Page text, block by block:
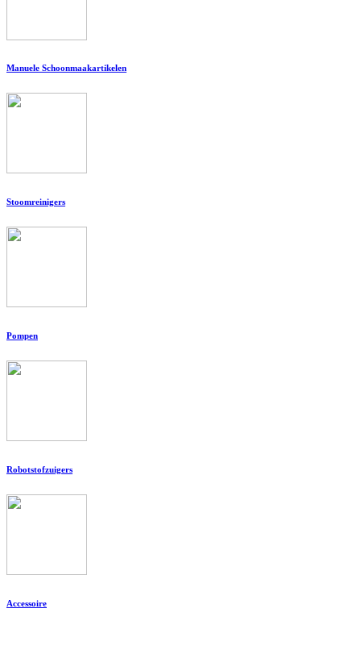
Manuele Schoonmaakartikelen
Stoomreinigers
Pompen
Robotstofzuigers
Accessoire